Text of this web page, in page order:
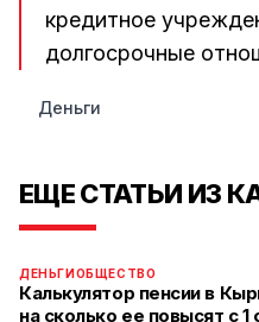
кредитное
долгосрочные
Деньги
ЕЩЕ СТАТЬИ ИЗ
ДЕНЬГИОБЩЕСТВО
Калькулятор пенсии в
на сколько ее повысят с 1